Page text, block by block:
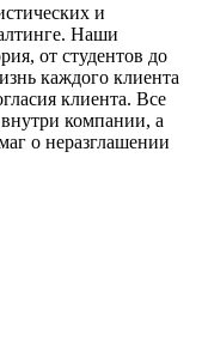
и
Наши
от студентов до
каждого клиента
клиента. Все
компании, а
о неразглашении